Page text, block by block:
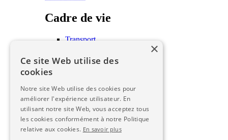
Cadre de vie
Transport
Associations
Écoles
Urbanisme
Urbanisme
PLUI
×
Ce site Web utilise des
cookies
Notre site Web utilise des cookies pour
améliorer l'expérience utilisateur. En
utilisant notre site Web, vous acceptez tous
les cookies conformément à notre Politique
relative aux cookies. En savoir plus